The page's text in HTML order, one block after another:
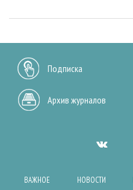
Подписка
Архив журналов
ВАЖНОЕ НОВОСТИ